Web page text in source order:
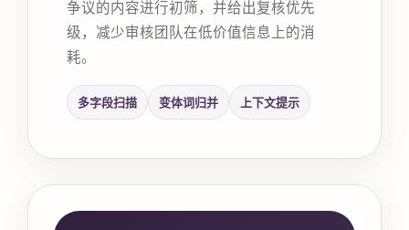
争议的内容进行初筛，并给出复核优先
级，减少审核团队在低价值信息上的消
耗。
多字段扫描 变体词归并 上下文提示